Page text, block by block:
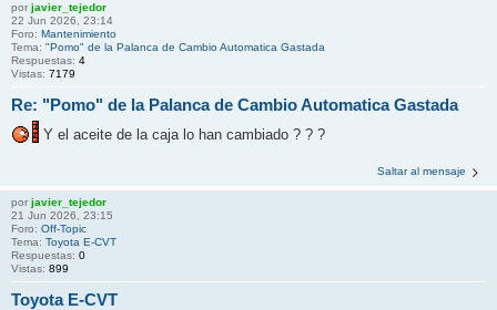
por javier_tejedor
22 Jun 2026, 23:14
Foro: Mantenimiento
Tema: "Pomo" de la Palanca de Cambio Automatica Gastada
Respuestas: 4
Vistas: 7179
Re: "Pomo" de la Palanca de Cambio Automatica Gastada
Y el aceite de la caja lo han cambiado ? ? ?
Saltar al mensaje
por javier_tejedor
21 Jun 2026, 23:15
Foro: Off-Topic
Tema: Toyota E-CVT
Respuestas: 0
Vistas: 899
Toyota E-CVT